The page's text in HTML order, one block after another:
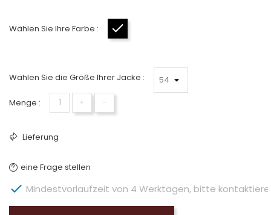
Wählen Sie Ihre Farbe :
Wählen Sie die Größe Ihrer Jacke :
Menge : + −
Lieferung
eine Frage stellen
 Mindestvorlaufzeit von 4 Werktagen, bitte